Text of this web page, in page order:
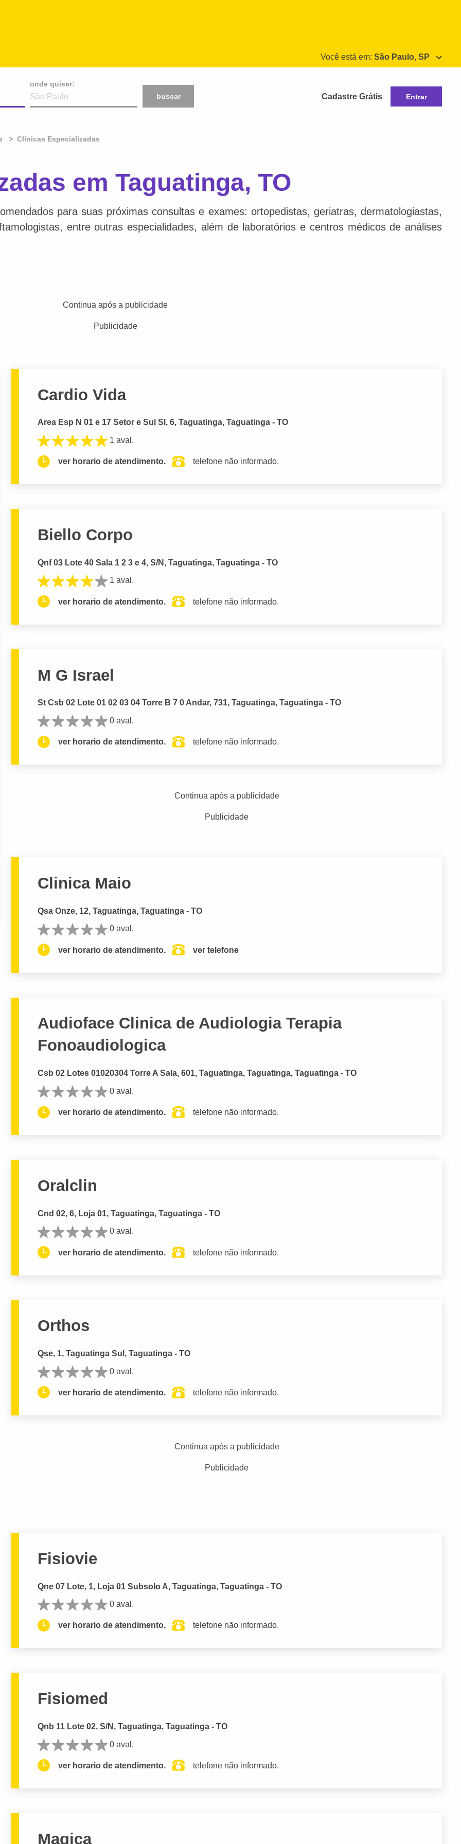
Você está em: São Paulo, SP
onde quiser:
buscar
Cadastre Grátis Entrar
Clínicas Especializadas
em Taguatinga, TO
para suas próximas consultas e exames: ortopedistas, geriatras, dermatologiastas,
entre outras especialidades, além de laboratórios e centros médicos de análises
Continua após a publicidade
Publicidade
Cardio Vida
Area Esp N 01 e 17 Setor e Sul Sl, 6, Taguatinga, Taguatinga - TO
1 aval.
ver horario de atendimento. telefone não informado.
Biello Corpo
Qnf 03 Lote 40 Sala 1 2 3 e 4, S/N, Taguatinga, Taguatinga - TO
1 aval.
ver horario de atendimento. telefone não informado.
M G Israel
St Csb 02 Lote 01 02 03 04 Torre B 7 0 Andar, 731, Taguatinga, Taguatinga - TO
0 aval.
ver horario de atendimento. telefone não informado.
Continua após a publicidade
Publicidade
Clinica Maio
Qsa Onze, 12, Taguatinga, Taguatinga - TO
0 aval.
ver horario de atendimento. ver telefone
Audioface Clinica de Audiologia Terapia
Fonoaudiologica
Csb 02 Lotes 01020304 Torre A Sala, 601, Taguatinga, Taguatinga, Taguatinga - TO
0 aval.
ver horario de atendimento. telefone não informado.
Oralclin
Cnd 02, 6, Loja 01, Taguatinga, Taguatinga - TO
0 aval.
ver horario de atendimento. telefone não informado.
Orthos
Qse, 1, Taguatinga Sul, Taguatinga - TO
0 aval.
ver horario de atendimento. telefone não informado.
Continua após a publicidade
Publicidade
Fisiovie
Qne 07 Lote, 1, Loja 01 Subsolo A, Taguatinga, Taguatinga - TO
0 aval.
ver horario de atendimento. telefone não informado.
Fisiomed
Qnb 11 Lote 02, S/N, Taguatinga, Taguatinga - TO
0 aval.
ver horario de atendimento. telefone não informado.
Magica